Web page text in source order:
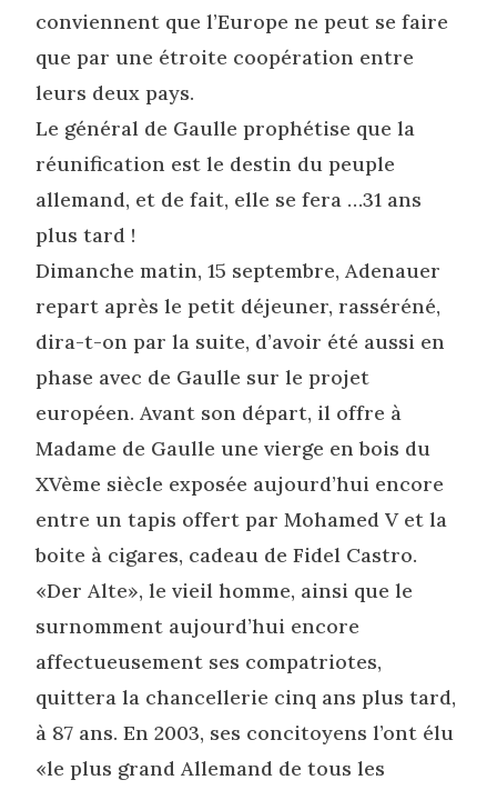
conviennent que l’Europe ne peut se faire
que par une étroite coopération entre
leurs deux pays.
Le général de Gaulle prophétise que la
réunification est le destin du peuple
allemand, et de fait, elle se fera …31 ans
plus tard !
Dimanche matin, 15 septembre, Adenauer
repart après le petit déjeuner, rasséréné,
dira-t-on par la suite, d’avoir été aussi en
phase avec de Gaulle sur le projet
européen. Avant son départ, il offre à
Madame de Gaulle une vierge en bois du
XVème siècle exposée aujourd’hui encore
entre un tapis offert par Mohamed V et la
boite à cigares, cadeau de Fidel Castro.
«Der Alte», le vieil homme, ainsi que le
surnomment aujourd’hui encore
affectueusement ses compatriotes,
quittera la chancellerie cinq ans plus tard,
à 87 ans. En 2003, ses concitoyens l’ont élu
«le plus grand Allemand de tous les